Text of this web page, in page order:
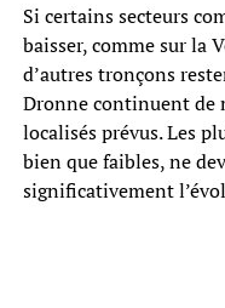
Si certains secteurs
baisser, comme sur la
d’autres tronçons
Dronne continuent de
localisés prévus. Les
bien que faibles, ne
significativement